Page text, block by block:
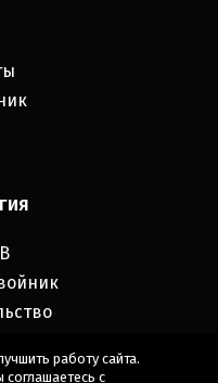
работу сайта.
с